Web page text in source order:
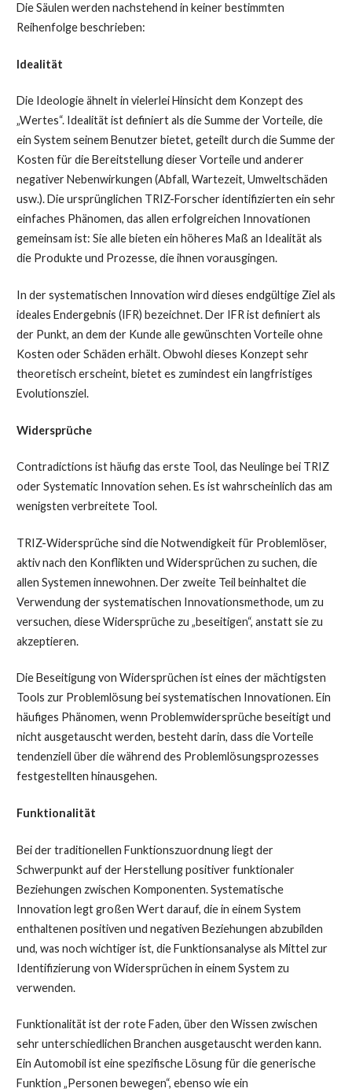
Die Säulen werden nachstehend in keiner bestimmten
Reihenfolge beschrieben:
Idealität
Die Ideologie ähnelt in vielerlei Hinsicht dem Konzept des
„Wertes“. Idealität ist definiert als die Summe der Vorteile, die
ein System seinem Benutzer bietet, geteilt durch die Summe der
Kosten für die Bereitstellung dieser Vorteile und anderer
negativer Nebenwirkungen (Abfall, Wartezeit, Umweltschäden
usw.). Die ursprünglichen TRIZ-Forscher identifizierten ein sehr
einfaches Phänomen, das allen erfolgreichen Innovationen
gemeinsam ist: Sie alle bieten ein höheres Maß an Idealität als
die Produkte und Prozesse, die ihnen vorausgingen.
In der systematischen Innovation wird dieses endgültige Ziel als
ideales Endergebnis (IFR) bezeichnet. Der IFR ist definiert als
der Punkt, an dem der Kunde alle gewünschten Vorteile ohne
Kosten oder Schäden erhält. Obwohl dieses Konzept sehr
theoretisch erscheint, bietet es zumindest ein langfristiges
Evolutionsziel.
Widersprüche
Contradictions ist häufig das erste Tool, das Neulinge bei TRIZ
oder Systematic Innovation sehen. Es ist wahrscheinlich das am
wenigsten verbreitete Tool.
TRIZ-Widersprüche sind die Notwendigkeit für Problemlöser,
aktiv nach den Konflikten und Widersprüchen zu suchen, die
allen Systemen innewohnen. Der zweite Teil beinhaltet die
Verwendung der systematischen Innovationsmethode, um zu
versuchen, diese Widersprüche zu „beseitigen“, anstatt sie zu
akzeptieren.
Die Beseitigung von Widersprüchen ist eines der mächtigsten
Tools zur Problemlösung bei systematischen Innovationen. Ein
häufiges Phänomen, wenn Problemwidersprüche beseitigt und
nicht ausgetauscht werden, besteht darin, dass die Vorteile
tendenziell über die während des Problemlösungsprozesses
festgestellten hinausgehen.
Funktionalität
Bei der traditionellen Funktionszuordnung liegt der
Schwerpunkt auf der Herstellung positiver funktionaler
Beziehungen zwischen Komponenten. Systematische
Innovation legt großen Wert darauf, die in einem System
enthaltenen positiven und negativen Beziehungen abzubilden
und, was noch wichtiger ist, die Funktionsanalyse als Mittel zur
Identifizierung von Widersprüchen in einem System zu
verwenden.
Funktionalität ist der rote Faden, über den Wissen zwischen
sehr unterschiedlichen Branchen ausgetauscht werden kann.
Ein Automobil ist eine spezifische Lösung für die generische
Funktion „Personen bewegen“, ebenso wie ein